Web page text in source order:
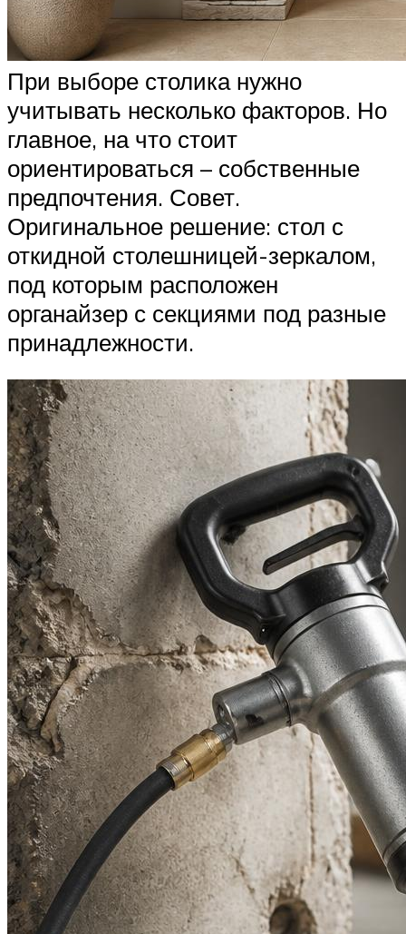
При выборе столика нужно
учитывать несколько факторов. Но
главное, на что стоит
ориентироваться – собственные
предпочтения. Совет.
Оригинальное решение: стол с
откидной столешницей-зеркалом,
под которым расположен
органайзер с секциями под разные
принадлежности.